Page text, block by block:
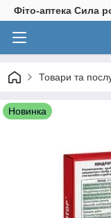
Фіто-аптека Сила
Товари та
Новинка